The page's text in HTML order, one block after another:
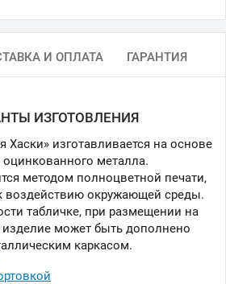
И ОПЛАТА ГАРАНТИЯ
ИЗГОТОВЛЕНИЯ
Хаски» изготавливается на основе
металла.
методом полноцветной печати,
воздействию окружающей среды.
табличке, при размещении на
изделие может быть дополнено
каркасом.